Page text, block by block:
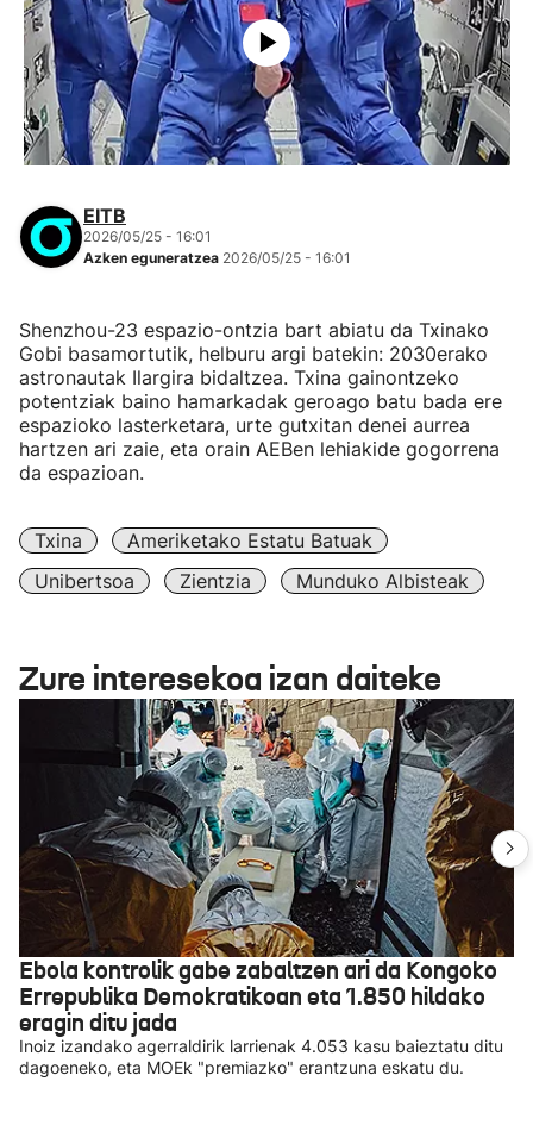
EITB
2026/05/25 - 16:01
Azken eguneratzea 2026/05/25 - 16:01
Shenzhou-23 espazio-ontzia bart abiatu da Txinako
Gobi basamortutik, helburu argi batekin: 2030erako
astronautak Ilargira bidaltzea. Txina gainontzeko
potentziak baino hamarkadak geroago batu bada ere
espazioko lasterketara, urte gutxitan denei aurrea
hartzen ari zaie, eta orain AEBen lehiakide gogorrena
da espazioan.
Txina
Ameriketako Estatu Batuak
Unibertsoa
Zientzia Munduko Albisteak
Zure interesekoa izan daiteke
Ebola kontrolik gabe zabaltzen ari da Kongoko
Errepublika Demokratikoan eta 1.850 hildako
eragin ditu jada
Inoiz izandako agerraldirik larrienak 4.053 kasu baieztatu ditu
dagoeneko, eta MOEk "premiazko" erantzuna eskatu du.